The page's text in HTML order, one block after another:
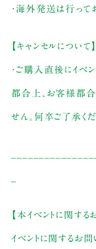
・海外発送は行って
【キャンセルについて】
・ご購入直後にイベ
都合上、お客様都合
せん。何卒ご了承くだ
【本イベントに関する
イベントに関するお